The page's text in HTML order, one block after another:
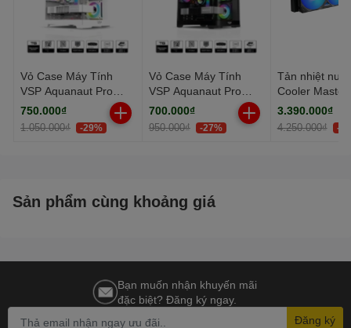
Vỏ Case Máy Tính
VSP Aquanaut Pro
Gaming M-ATX X7
Trắng (Dual Chamber /
Kính Cường Lực)
750.000₫
1.050.000₫ -29%
Vỏ Case Máy Tính
VSP Aquanaut Pro
Gaming M-ATX X7
Đen (Dual Chamber /
Form Cube)
700.000₫
950.000₫ -27%
Tản nhiệt
Cooler Master
MasterLiquid
Atmos II VRM
Black
3.390.000₫
4.250.000₫ -
Sản phẩm cùng khoảng giá
Bạn muốn nhận khuyến mãi
đặc biệt? Đăng ký ngay.
Đăng ký